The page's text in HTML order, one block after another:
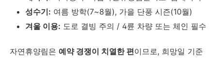
성수기: 여름 방학(7~8월), 가을 단풍 시즌(10월)
겨울 이용: 도로 결빙 주의 / 4륜 차량 또는 체인 필수
자연휴양림은 예약 경쟁이 치열한 편이므로, 희망일 기준